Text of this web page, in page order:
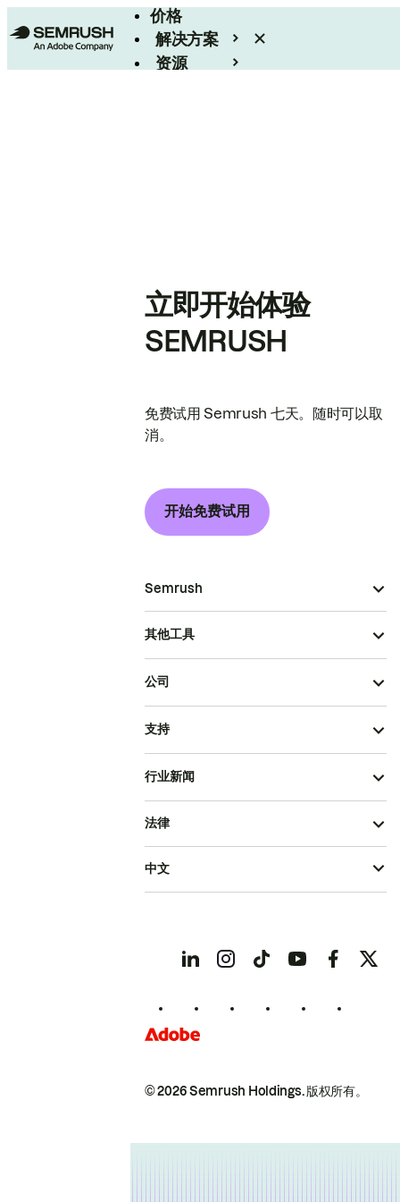
价格
解决方案
资源
立即开始体验
SEMRUSH
免费试用 Semrush 七天。随时可以取
消。
开始免费试用
Semrush
其他工具
公司
支持
行业新闻
© 2026 Semrush Holdings.版权所有。
法律
中文